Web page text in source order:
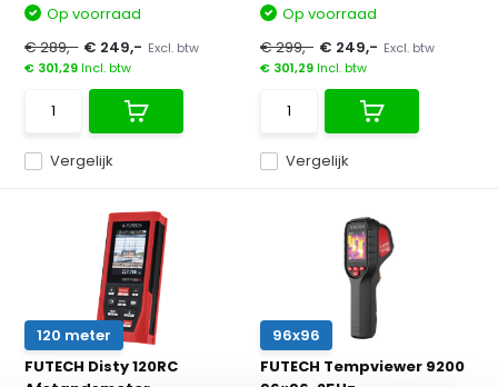
Vergelijk
Op voorraad
€ 289,- € 249,- Excl. btw
€ 301,29Incl. btw
Vergelijk
Op voorraad
€ 299,- € 249,- Excl. btw
€ 301,29Incl. btw
120 meter
FUTECH Disty 120RC
96x96
FUTECH Tempviewer 9200